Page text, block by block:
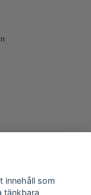
innehåll som
tänkbara